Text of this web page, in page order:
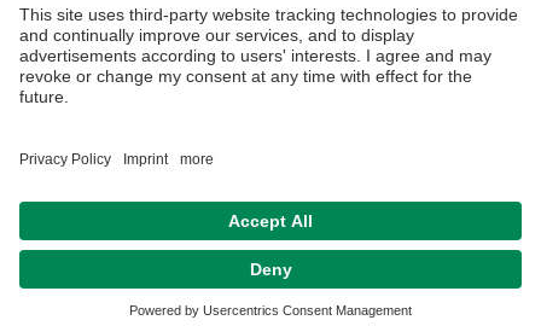
Für eineOnline-Teilnahmeist keine Anmeldung
erforderlich.
House Rules
Accessibility